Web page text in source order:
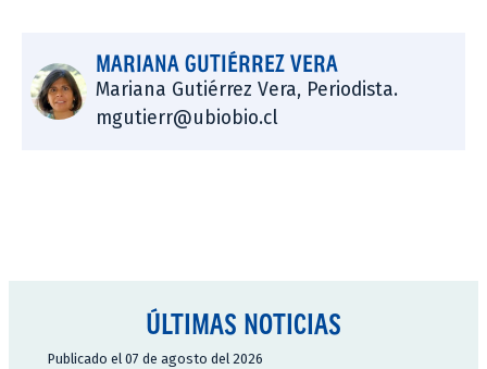
MARIANA GUTIÉRREZ VERA
Mariana Gutiérrez Vera, Periodista.
mgutierr@ubiobio.cl
ÚLTIMAS NOTICIAS
Publicado el 07 de agosto del 2026